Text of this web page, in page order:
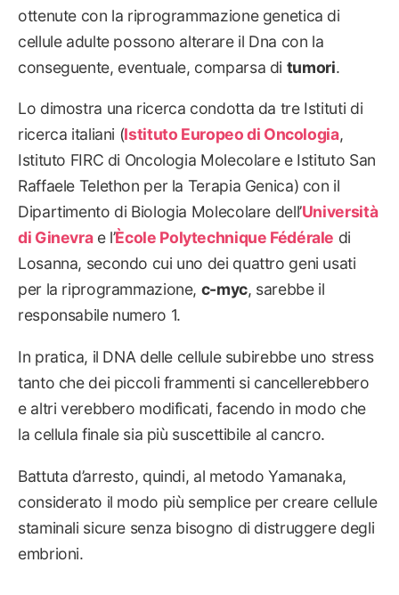
ottenute con la riprogrammazione genetica di
cellule adulte possono alterare il Dna con la
conseguente, eventuale, comparsa di tumori.
Lo dimostra una ricerca condotta da tre Istituti di
ricerca italiani (Istituto Europeo di Oncologia,
Istituto FIRC di Oncologia Molecolare e Istituto San
Raffaele Telethon per la Terapia Genica) con il
Dipartimento di Biologia Molecolare dell’Università
di Ginevrae l’Ècole Polytechnique Fédérale di
Losanna, secondo cui uno dei quattro geni usati
per la riprogrammazione, c-myc, sarebbe il
responsabile numero 1.
In pratica, il DNA delle cellule subirebbe uno stress
tanto che dei piccoli frammenti si cancellerebbero
e altri verebbero modificati, facendo in modo che
la cellula finale sia più suscettibile al cancro.
Battuta d’arresto, quindi, al metodo Yamanaka,
considerato il modo più semplice per creare cellule
staminali sicure senza bisogno di distruggere degli
embrioni.